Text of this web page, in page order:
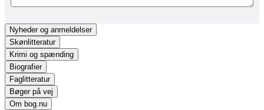
Nyhederog anmeldelser
Skønlitteratur
Krimi og spænding
Biografier
Faglitteratur
Bøger på vej
Om bog.nu